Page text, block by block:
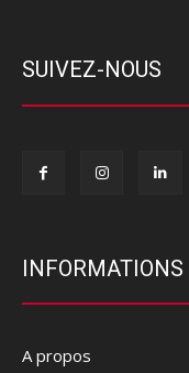
SUIVEZ-NOUS
INFORMATIONS
A propos